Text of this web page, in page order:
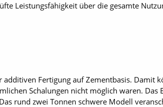
Leistungsfähigkeit über die gesamte
additiven Fertigung auf Zementbasis. Damit
Schalungen nicht möglich waren.
rund zwei Tonnen schwere Modell